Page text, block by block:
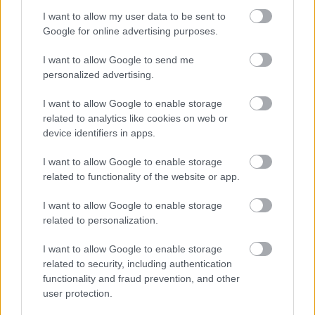
I want to allow my user data to be sent to
Google for online advertising purposes.
I want to allow Google to send me
personalized advertising.
I want to allow Google to enable storage
related to analytics like cookies on web or
device identifiers in apps.
I want to allow Google to enable storage
related to functionality of the website or app.
I want to allow Google to enable storage
related to personalization.
I want to allow Google to enable storage
related to security, including authentication
functionality and fraud prevention, and other
user protection.
Kormányinfó: még augusztusban
megválaszthatják a vagyonvisszaszerzési
hivatal vezetőit
HÍREK 9 órája
NÉPSZERŰ